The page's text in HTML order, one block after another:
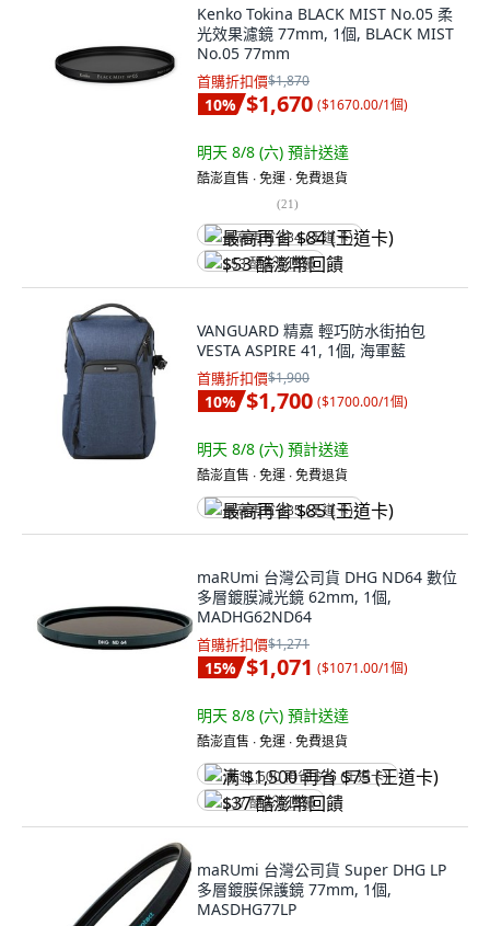
Kenko Tokina BLACK MIST No.05 柔
光效果濾鏡 77mm, 1個, BLACK MIST
No.05 77mm
首購折扣價$1,870
10% $1,670 ($1670.00/1個)
明天 8/8 (六) 預計送達
酷澎直售 ∙ 免運 ∙ 免費退貨
(21)
最高再省 $84 (王道卡)
$53 酷澎幣回饋
VANGUARD 精嘉 輕巧防水街拍包
VESTA ASPIRE 41, 1個, 海軍藍
首購折扣價$1,900
10% $1,700 ($1700.00/1個)
明天 8/8 (六) 預計送達
酷澎直售 ∙ 免運 ∙ 免費退貨
最高再省 $85 (王道卡)
maRUmi 台灣公司貨 DHG ND64 數位
多層鍍膜減光鏡 62mm, 1個,
MADHG62ND64
首購折扣價$1,271
15% $1,071 ($1071.00/1個)
明天 8/8 (六) 預計送達
酷澎直售 ∙ 免運 ∙ 免費退貨
满 $1,500 再省 $75 (王道卡)
$37 酷澎幣回饋
maRUmi 台灣公司貨 Super DHG LP
多層鍍膜保護鏡 77mm, 1個,
MASDHG77LP